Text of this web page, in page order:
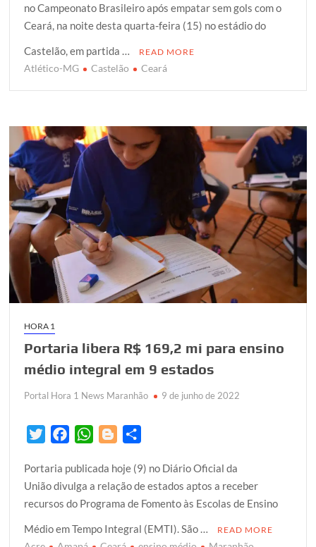
t
t
e
r
e
b
o
o
t
s
A
p
g
g
e
r
r
e
no Campeonato Brasileiro após empatar sem gols com o
Ceará, na noite desta quarta-feira (15) no estádio do
Castelão, em partida …
READ MORE
Atlético-MG Castelão Ceará
HORA 1
Portaria libera R$ 169,2 mi para ensino
médio integral em 9 estados
Portal Hora 1 News Maranhão 9 de junho de 2022
i
t
t
e
r
c
e
b
o
o
W
a
t
s
A
p
o
g
g
e
r
a
r
e
Portaria publicada hoje (9) no Diário Oficial da
União divulga a relação de estados aptos a receber
recursos do Programa de Fomento às Escolas de Ensino
Médio em Tempo Integral (EMTI). São …
READ MORE